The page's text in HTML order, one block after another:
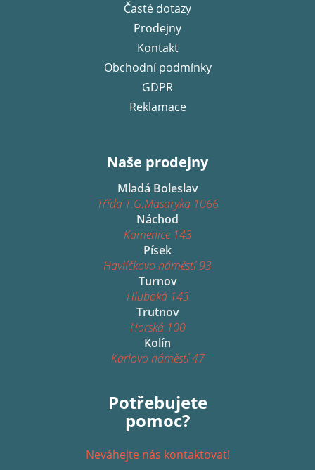
Časté dotazy
Prodejny
Kontakt
Obchodní podmínky
GDPR
Reklamace
Naše prodejny
Mladá Boleslav
Třída T.G.Masaryka 1066
Náchod
Kamenice 143
Písek
Havlíčkovo náměstí 93
Turnov
Hluboká 143
Trutnov
Horská 100
Kolín
Karlovo náměstí 47
Potřebujete
pomoc?
Neváhejte nás kontaktovat!